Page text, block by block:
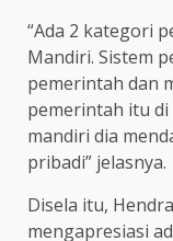
“Ada 2 kategori
Mandiri. Sistem
pemerintah dan
pemerintah itu
mandiri dia
pribadi” jelasnya.
Disela itu,
mengapresiasi